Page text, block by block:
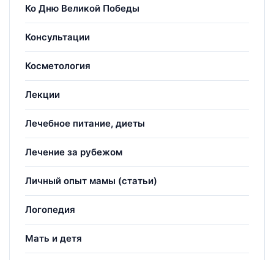
Ко Дню Великой Победы
Консультации
Косметология
Лекции
Лечебное питание, диеты
Лечение за рубежом
Личный опыт мамы (статьи)
Логопедия
Мать и детя